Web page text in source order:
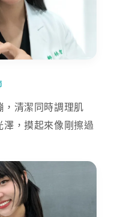
，清潔同時調理肌
，摸起來像剛擦過